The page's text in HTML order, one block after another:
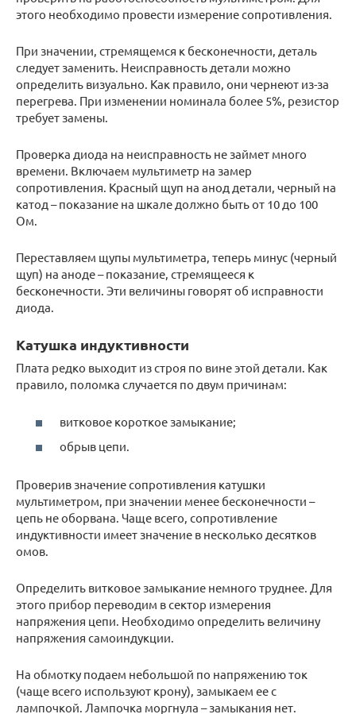
этого необходимо провести измерение сопротивления.
При значении, стремящемся к бесконечности, деталь
следует заменить. Неисправность детали можно
определить визуально. Как правило, они чернеют из-за
перегрева. При изменении номинала более 5%, резистор
требует замены.
Проверка диода на неисправность не займет много
времени. Включаем мультиметр на замер
сопротивления. Красный щуп на анод детали, черный на
катод – показание на шкале должно быть от 10 до 100
Ом.
Переставляем щупы мультиметра, теперь минус (черный
щуп) на аноде – показание, стремящееся к
бесконечности. Эти величины говорят об исправности
диода.
Катушка индуктивности
Плата редко выходит из строя по вине этой детали. Как
правило, поломка случается по двум причинам:
витковое короткое замыкание;
обрыв цепи.
Проверив значение сопротивления катушки
мультиметром, при значении менее бесконечности –
цепь не оборвана. Чаще всего, сопротивление
индуктивности имеет значение в несколько десятков
омов.
Определить витковое замыкание немного труднее. Для
этого прибор переводим в сектор измерения
напряжения цепи. Необходимо определить величину
напряжения самоиндукции.
На обмотку подаем небольшой по напряжению ток
(чаще всего используют крону), замыкаем ее с
лампочкой. Лампочка моргнула – замыкания нет.